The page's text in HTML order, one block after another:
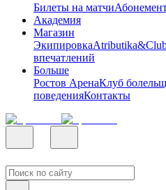
Билеты на матчи
Академия
Магазин
Экипировка
впечатлений
Больше
Ростов АренаКлуб
поведенияКонтакты